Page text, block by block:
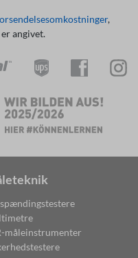
,
angivet.
måleinstrumenter